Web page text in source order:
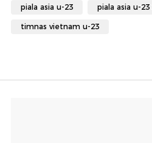
piala asia u-23 piala asia u-23
timnas vietnam u-23